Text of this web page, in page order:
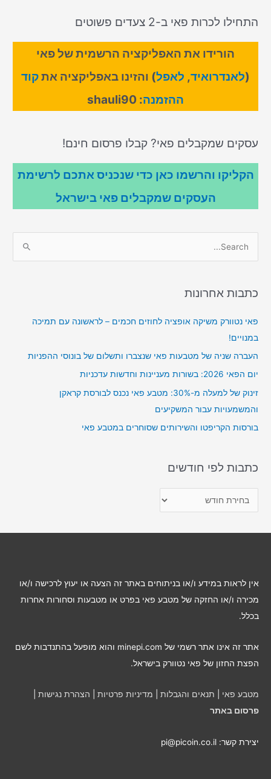
התחילו לכרות פאי ב-2 צעדים פשוטים
הורידו את האפליקציה הרשמית של פאי
(לאנדרואיד, לאפל) והזינו באפליקציה אתקוד
ההזמנה: shauli90
עסקים שמקבלים פאי? קבלו פרסום חינם!
הקליקו והרשמו כאן כדי שנכניס אתכם לרשימת
העסקים שמקבלים פאי בישראל
r
h
f
o
r
כתבות אחרונות
פאי נטוורק משיקה אופציה לחוזים חכמים – לראשונה עם תמיכה
במנויים!
העברה שניה של מטבעות פאי שנצברו ותשלום של בונוסי ההפניות
יום הפאי 2026: בשורות מעניינות וחדשות עדכניות
זינוק של למעלה מ-30%: מטבע פאי נכנס לבורסת קראקן
והמשמעויות עבור המשקיעים
בורסות הקריפטו והשירותים שסוחרים במטבע פאי
כתבות לפי חודשים
ת
י
ם
אין לראות במידע ו/או בניתוחים באתר זה הצעה או יעוץ לרכישה ו/או
מכירה ו/או החזקה של מטבע פאי בפרט או מטבעות וסחורות אחרות
בכלל.
אתר זה אינו אתר רשמי של minepi.com והוא מופעל בהתנדבות לשם
הפצת החזון של פאי נטוורק בישראל.
מטבע פאי תנאים והגבלות מדיניות פרטיות הצהרת נגישות
פרסום באתר
יצירת קשר: pi@picoin.co.il